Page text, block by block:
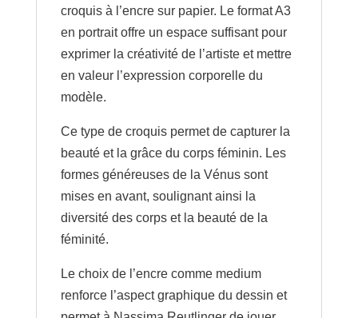
croquis à l’encre sur papier. Le format A3
en portrait offre un espace suffisant pour
exprimer la créativité de l’artiste et mettre
en valeur l’expression corporelle du
modèle.
Ce type de croquis permet de capturer la
beauté et la grâce du corps féminin. Les
formes généreuses de la Vénus sont
mises en avant, soulignant ainsi la
diversité des corps et la beauté de la
féminité.
Le choix de l’encre comme medium
renforce l’aspect graphique du dessin et